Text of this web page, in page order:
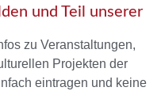
und Teil unserer
zu Veranstaltungen,
Projekten der
eintragen und keine